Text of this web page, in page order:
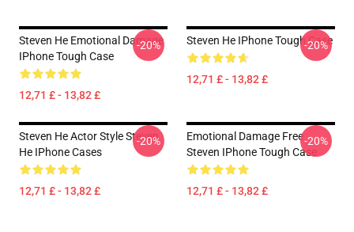
Steven He Emotional Damage
IPhone Tough Case
12,71 £ - 13,82 £
-20% Steven He IPhone Tough Case
12,71 £ - 13,82 £
-20%
Steven He Actor Style Steven
He IPhone Cases
12,71 £ - 13,82 £
-20%
Emotional Damage Free
Steven IPhone Tough Case
12,71 £ - 13,82 £
-20%